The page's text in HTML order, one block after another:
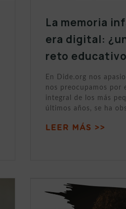
La memoria
era digital:
reto
En Dide.org nos
nos preocupamos por
integral de los más
últimos años, se ha
LEER MÁS >>